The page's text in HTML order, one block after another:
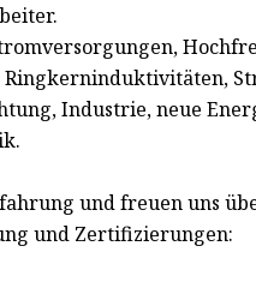
Industrie, neue
und freuen uns
und Zertifizierungen: